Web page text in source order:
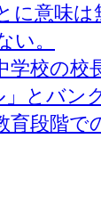
に意味
い。
学校の校
」とバン
育段階で